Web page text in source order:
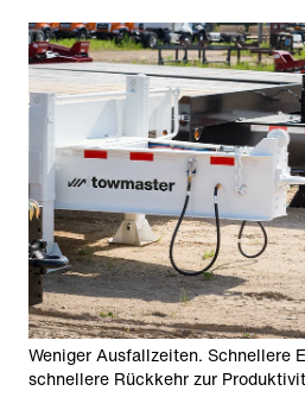
Weniger Ausfallzeiten. Schnellere
schnellere Rückkehr zur